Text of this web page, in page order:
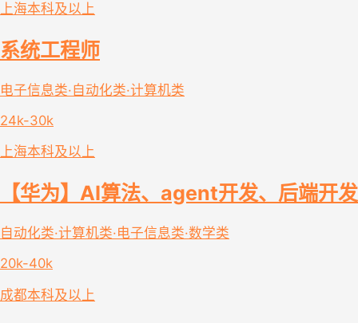
上海本科及以上
系统工程师
电子信息类·自动化类·计算机类
24k-30k
上海本科及以上
【华为】AI算法、agent开发、后端开发
自动化类·计算机类·电子信息类·数学类
20k-40k
成都本科及以上